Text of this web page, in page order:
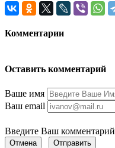
Комментарии
Оставить комментарий
Ваше имя
Ваш email
Введите Ваш комментарий
Отмена Отправить